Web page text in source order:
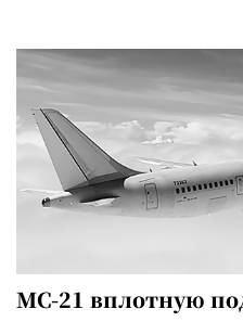
МС-21 вплотную